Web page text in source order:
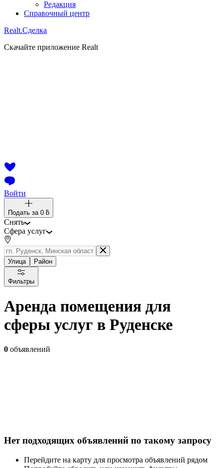
Редакция
Справочный центр
Realt.Сделка
Скачайте приложение Realt
Войти
Подать за 0 ƃ
Снять
Сфера услуг
Улица Район
Фильтры
Аренда помещения для
сферы услуг в Руденске
0 объявлений
Нет подходящих объявлений по такому запросу
Перейдите на карту для просмотра объявлений рядом